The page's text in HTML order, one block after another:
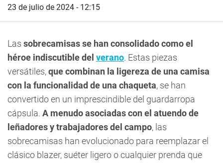
23 de julio de 2024 - 12:15
Las sobrecamisas se han consolidado como el
héroe indiscutible del verano. Estas piezas
versátiles,que combinan la ligereza de una camisa
con la funcionalidad de una chaqueta, se han
convertido en un imprescindible del guardarropa
cápsula. A menudo asociadas con el atuendo de
leñadores y trabajadores del campo, las
sobrecamisas han evolucionado para reemplazar el
clásico blazer, suéter ligero o cualquier prenda que